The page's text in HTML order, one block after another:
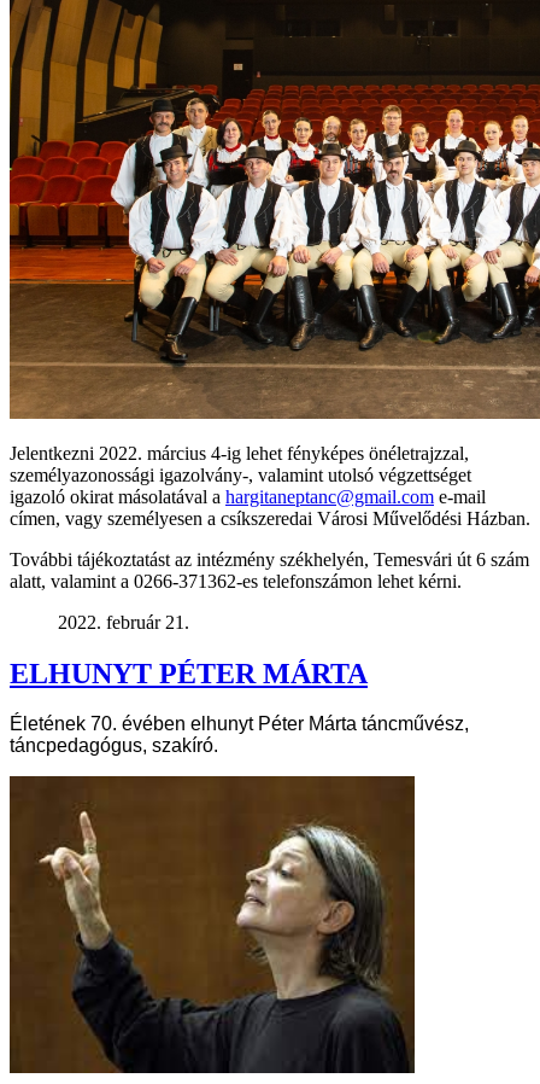
Jelentkezni 2022. március 4-ig lehet fényképes önéletrajzzal,
személyazonossági igazolvány-, valamint utolsó végzettséget
igazoló okirat másolatával a hargitaneptanc@gmail.com e-mail
címen, vagy személyesen a csíkszeredai Városi Művelődési Házban.
További tájékoztatást az intézmény székhelyén, Temesvári út 6 szám
alatt, valamint a 0266-371362-es telefonszámon lehet kérni.
2022. február 21.
ELHUNYT PÉTER MÁRTA
Életének 70. évében elhunyt Péter Márta táncművész,
táncpedagógus, szakíró.